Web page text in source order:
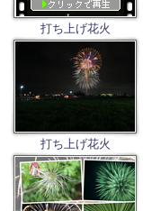
打ち上げ花火
打ち上げ花火